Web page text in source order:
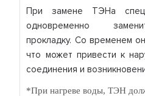
При замене ТЭНа
одновременно
прокладку. Со временем
что может привести к
соединения и
*При нагреве воды, ТЭН